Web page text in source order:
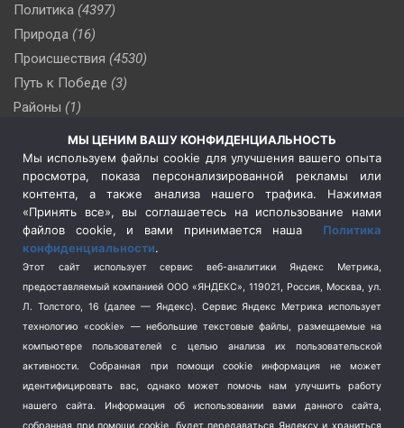
Политика (4397)
Природа (16)
Происшествия (4530)
Путь к Победе (3)
Районы (1)
(510)
Сельское хозяйство (3)
Социальная политика
(3)
Спецоперация в Украине
Спецоперация на Украине
(404)
Спорт (740)
Терроризм (1)
Транспорт (262)
Туризм (178)
Флот (76)
Школа и спорт (2)
МЫ ЦЕНИМ ВАШУ КОНФИДЕНЦИАЛЬНОСТЬ
Мы используем файлы cookie для улучшения вашего опыта
просмотра, показа персонализированной рекламы или
контента, а также анализа нашего трафика. Нажимая
«Принять все», вы соглашаетесь на использование нами
файлов cookie, и вами принимается наша Политика
конфиденциальности.
Этот сайт использует сервис веб-аналитики Яндекс Метрика,
предоставляемый компанией ООО «ЯНДЕКС», 119021, Россия, Москва, ул.
Л. Толстого, 16 (далее — Яндекс). Сервис Яндекс Метрика использует
технологию «cookie» — небольшие текстовые файлы, размещаемые на
компьютере пользователей с целью анализа их пользовательской
активности.
Собранная при помощи cookie информация не может
идентифицировать вас, однако может помочь нам улучшить работу
нашего сайта. Информация об использовании вами данного сайта,